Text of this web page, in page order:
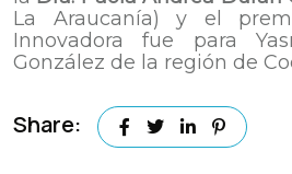
La Araucanía) y el
Innovadora fue para
González de la región de
Share: